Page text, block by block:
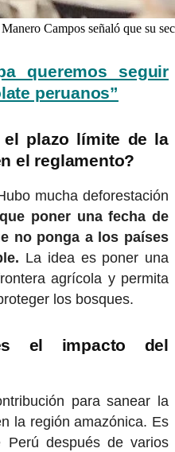
Campos señaló que su
queremos seguir
peruanos”
el plazo límite de la
el reglamento?
mucha deforestación
poner una fecha de
no ponga a los países
La idea es poner una
agrícola y permita
los bosques.
el impacto del
para sanear la
la región amazónica. Es
Perú después de varios